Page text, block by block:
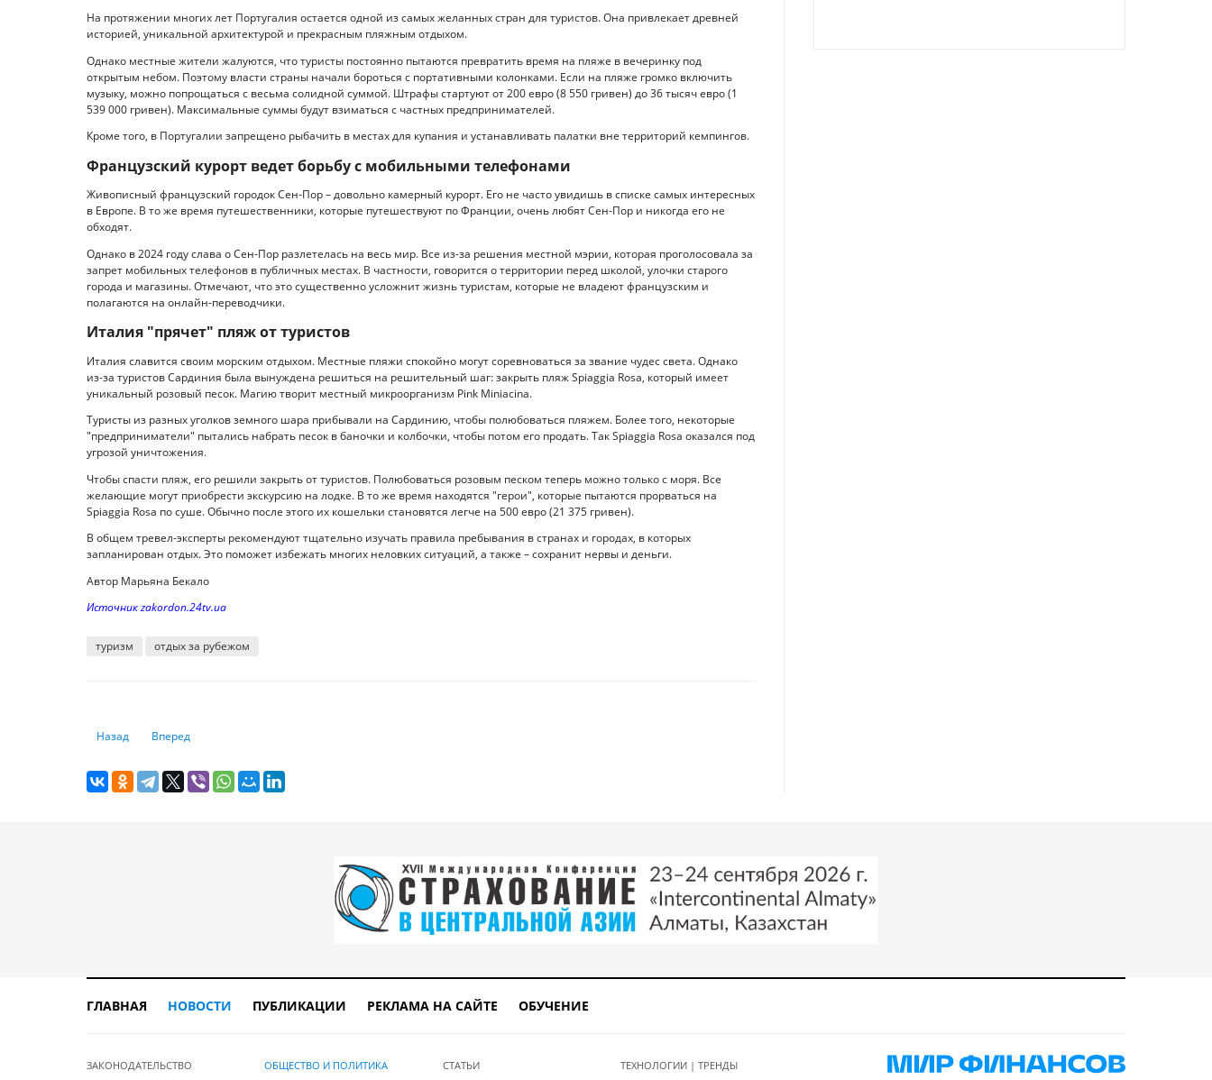
На протяжении многих лет Португалия остается одной из самых желанных стран для туристов. Она привлекает древней
историей, уникальной архитектурой и прекрасным пляжным отдыхом.
Однако местные жители жалуются, что туристы постоянно пытаются превратить время на пляже в вечеринку под
открытым небом. Поэтому власти страны начали бороться с портативными колонками. Если на пляже громко включить
музыку, можно попрощаться с весьма солидной суммой. Штрафы стартуют от 200 евро (8 550 гривен) до 36 тысяч евро (1
539 000 гривен). Максимальные суммы будут взиматься с частных предпринимателей.
Кроме того, в Португалии запрещено рыбачить в местах для купания и устанавливать палатки вне территорий кемпингов.
Французский курорт ведет борьбу с мобильными телефонами
Живописный французский городок Сен-Пор – довольно камерный курорт. Его не часто увидишь в списке самых интересных
в Европе. В то же время путешественники, которые путешествуют по Франции, очень любят Сен-Пор и никогда его не
обходят.
Однако в 2024 году слава о Сен-Пор разлетелась на весь мир. Все из-за решения местной мэрии, которая проголосовала за
запрет мобильных телефонов в публичных местах. В частности, говорится о территории перед школой, улочки старого
города и магазины. Отмечают, что это существенно усложнит жизнь туристам, которые не владеют французским и
полагаются на онлайн-переводчики.
Италия "прячет" пляж от туристов
Италия славится своим морским отдыхом. Местные пляжи спокойно могут соревноваться за звание чудес света. Однако
из-за туристов Сардиния была вынуждена решиться на решительный шаг: закрыть пляж Spiaggia Rosa, который имеет
уникальный розовый песок. Магию творит местный микроорганизм Pink Miniacina.
Туристы из разных уголков земного шара прибывали на Сардинию, чтобы полюбоваться пляжем. Более того, некоторые
"предприниматели" пытались набрать песок в баночки и колбочки, чтобы потом его продать. Так Spiaggia Rosa оказался под
угрозой уничтожения.
Чтобы спасти пляж, его решили закрыть от туристов. Полюбоваться розовым песком теперь можно только с моря. Все
желающие могут приобрести экскурсию на лодке. В то же время находятся "герои", которые пытаются прорваться на
Spiaggia Rosa по суше. Обычно после этого их кошельки становятся легче на 500 евро (21 375 гривен).
В общем тревел-эксперты рекомендуют тщательно изучать правила пребывания в странах и городах, в которых
запланирован отдых. Это поможет избежать многих неловких ситуаций, а также – сохранит нервы и деньги.
Автор Марьяна Бекало
Источник zakordon.24tv.ua
туризм отдых за рубежом
Предыдущий: Тектонические разломы в Алматы, на юге и востоке страны: сейсмологи подготовили новые карты опасных зон
Назад Следующий: Привычки жителей Вьетнама, которые удивляют туристов
Вперед
ГЛАВНАЯ НОВОСТИ ПУБЛИКАЦИИ РЕКЛАМА НА САЙТЕ ОБУЧЕНИЕ
ЗАКОНОДАТЕЛЬСТВО ОБЩЕСТВО И ПОЛИТИКА СТАТЬИ ТЕХНОЛОГИИ | ТРЕНДЫ